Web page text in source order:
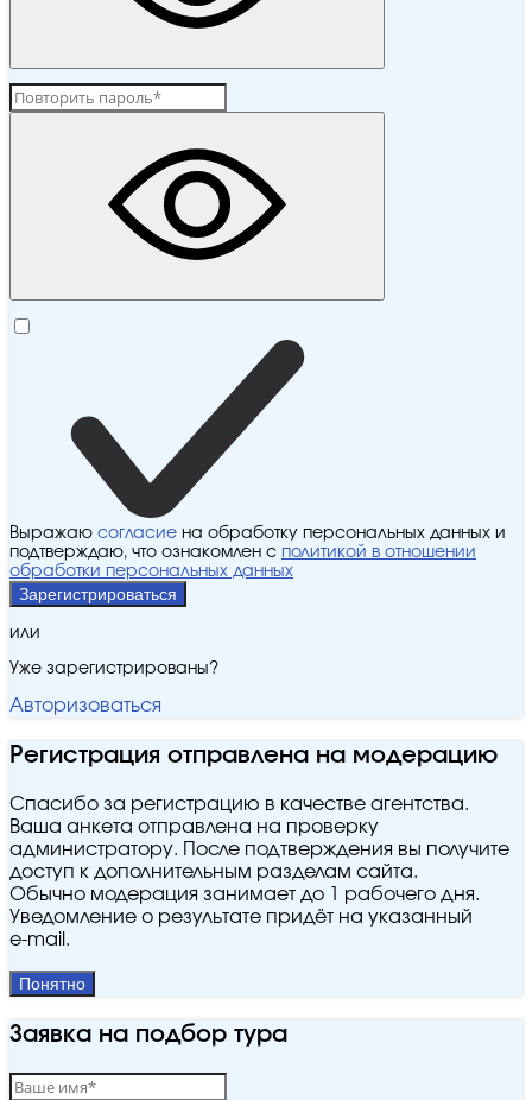
Выражаю согласие на обработку персональных данных и
подтверждаю, что ознакомлен с политикой в отношении
обработки персональных данных
Зарегистрироваться
или
Уже зарегистрированы?
Авторизоваться
Регистрация отправлена на модерацию
Спасибо за регистрацию в качестве агентства.
Ваша анкета отправлена на проверку
администратору. После подтверждения вы получите
доступ к дополнительным разделам сайта.
Обычно модерация занимает до 1 рабочего дня.
Уведомление о результате придёт на указанный
e‑mail.
Понятно
Заявка на подбор тура